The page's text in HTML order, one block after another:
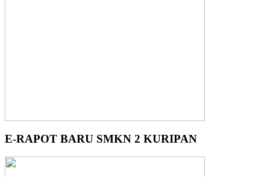
E-RAPOT BARU SMKN 2 KURIPAN